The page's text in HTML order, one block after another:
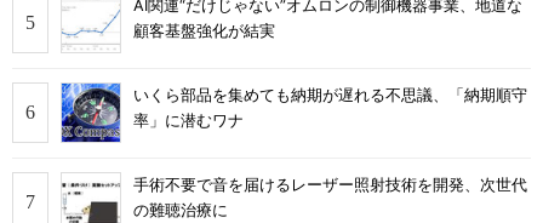
AI関連“だけじゃない”オムロンの制御機器事業、地道な
顧客基盤強化が結実
いくら部品を集めても納期が遅れる不思議、「納期順守
率」に潜むワナ
手術不要で音を届けるレーザー照射技術を開発、次世代
の難聴治療に